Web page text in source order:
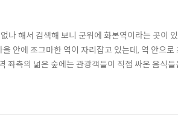
나 해서 검색해 보니 군위에 화본역이라는 곳이
안에 조그마한 역이 자리잡고 있는데, 역 안으
측의 넓은 숲에는 관광객들이 직접 싸온 음식
다.애들도 있고 목도 축일 겸 들어가 보았는데...